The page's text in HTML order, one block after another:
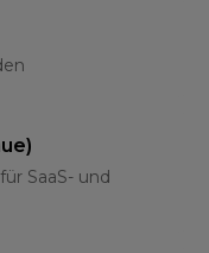
SaaS- und